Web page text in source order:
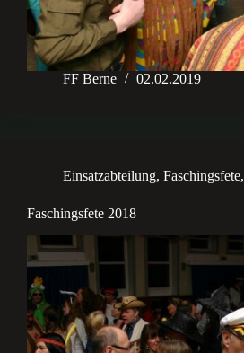
FF Berne 02.02.2019
Einsatzabteilung, Faschingsfete,
Faschingsfete 2018